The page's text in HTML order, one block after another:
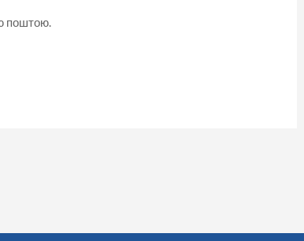
поштою.